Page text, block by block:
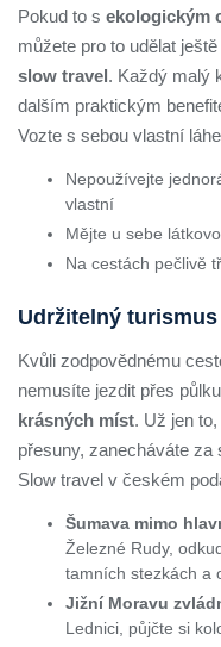
Pokud to s ekologickým
můžete pro to udělat
slow travel. Každý malý
dalším praktickým
Vozte s sebou vlastní
Nepoužívejte
vlastní
Mějte u sebe
Na cestách pečlivě
Udržitelný
Kvůli zodpovědnému
nemusíte jezdit přes
krásných míst. Už jen
přesuny, zanecháváte za
Slow travel v českém
Šumava mimo
Železné Rudy,
tamních stezkách a
Jižní Moravu
Lednici, půjčte si